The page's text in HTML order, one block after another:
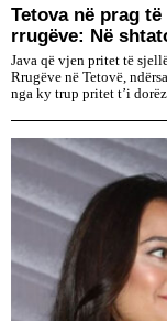
Tetova në prag
rrugëve: Në
Java që vjen pritet të
Rrugëve në Tetovë,
nga ky trup pritet t’i